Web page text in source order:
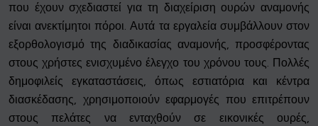
που έχουν σχεδιαστεί για τη διαχείριση ουρών αναμονής
είναι ανεκτίμητοι πόροι. Αυτά τα εργαλεία συμβάλλουν στον
εξορθολογισμό της διαδικασίας αναμονής, προσφέροντας
στους χρήστες ενισχυμένο έλεγχο του χρόνου τους. Πολλές
δημοφιλείς εγκαταστάσεις, όπως εστιατόρια και κέντρα
διασκέδασης, χρησιμοποιούν εφαρμογές που επιτρέπουν
στους πελάτες να ενταχθούν σε εικονικές ουρές,